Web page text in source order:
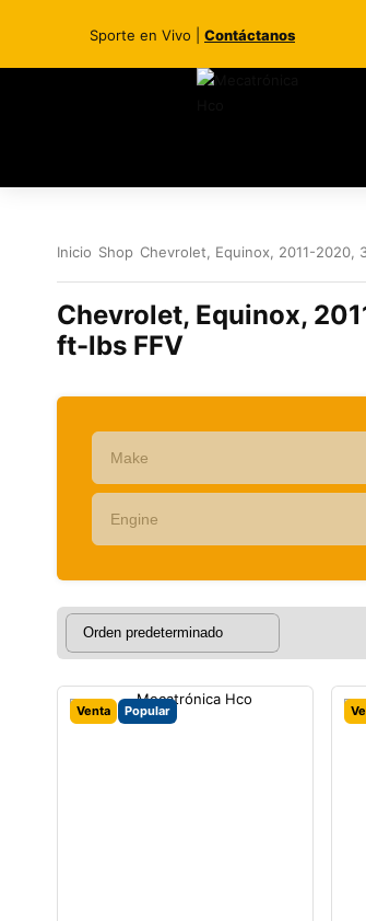
Sporte en Vivo | Contáctanos
Inicio Shop Chevrolet, Equinox, 2011-2020,
Chevrolet, Equinox,
ft-lbs FFV
Venta Popular